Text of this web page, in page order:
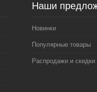
Наши
Новинки
Популярные товары
Распродажи и скидки